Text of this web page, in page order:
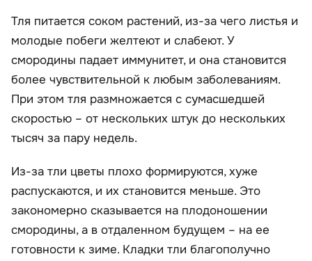
Тля питается соком растений, из-за чего листья и
молодые побеги желтеют и слабеют. У
смородины падает иммунитет, и она становится
более чувствительной к любым заболеваниям.
При этом тля размножается с сумасшедшей
скоростью – от нескольких штук до нескольких
тысяч за пару недель.
Из-за тли цветы плохо формируются, хуже
распускаются, и их становится меньше. Это
закономерно сказывается на плодоношении
смородины, а в отдаленном будущем – на ее
готовности к зиме. Кладки тли благополучно